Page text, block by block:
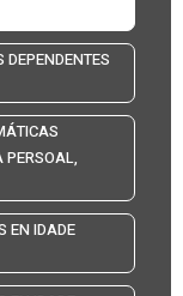
PERSOAL,
EN IDADE